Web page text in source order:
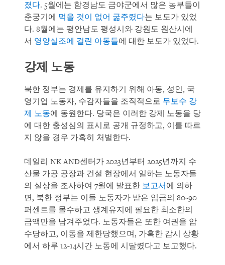
졌다. 5월에는 함경남도 금야군에서 많은 농부들이
춘궁기에 먹을 것이 없어 굶주렸다는 보도가 있었
다. 8월에는 평안남도 평성시와 강원도 원산시에
서 영양실조에 걸린 아동들에 대한 보도가 있었다.
강제 노동
북한 정부는 경제를 유지하기 위해 아동, 성인, 국
영기업 노동자, 수감자들을 조직적으로 무보수 강
제 노동에 동원한다. 당국은 이러한 강제 노동을 당
에 대한 충성심의 표시로 공개 규정하고, 이를 따르
지 않을 경우 가혹히 처벌한다.
데일리 NK AND센터가 2023년부터 2025년까지 수
산물 가공 공장과 건설 현장에서 일하는 노동자들
의 실상을 조사하여 7월에 발표한 보고서 에 의하
면, 북한 정부는 이들 노동자가 받은 임금의 80~90
퍼센트를 몰수하고 생계유지에 필요한 최소한의
금액만을 남겨주었다. 노동자들은 또한 여권을 압
수당하고, 이동을 제한당했으며, 가혹한 감시 상황
에서 하루 12~14시간 노동에 시달렸다고 보고했다.